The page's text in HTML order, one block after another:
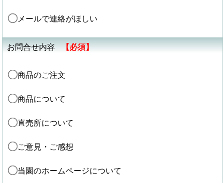
メールで連絡がほしい
お問合せ内容 【必須】
商品のご注文
商品について
直売所について
ご意見・ご感想
当園のホームページについて